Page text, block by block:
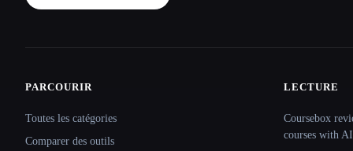
Site navigation
PARCOURIR
Toutes les catégories
Comparer des outils
LECTURE
Coursebox
courses with AI